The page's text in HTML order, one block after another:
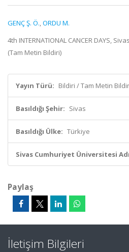
GENÇ Ş. Ö.,ORDU M.
4th INTERNATIONAL CANCER DAYS,
(Tam Metin Bildiri)
Yayın Türü: Bildiri / Tam Metin
Basıldığı Şehir: Sivas
Basıldığı Ülke: Türkiye
Sivas Cumhuriyet Üniversitesi
Paylaş
İletişim Bilgileri